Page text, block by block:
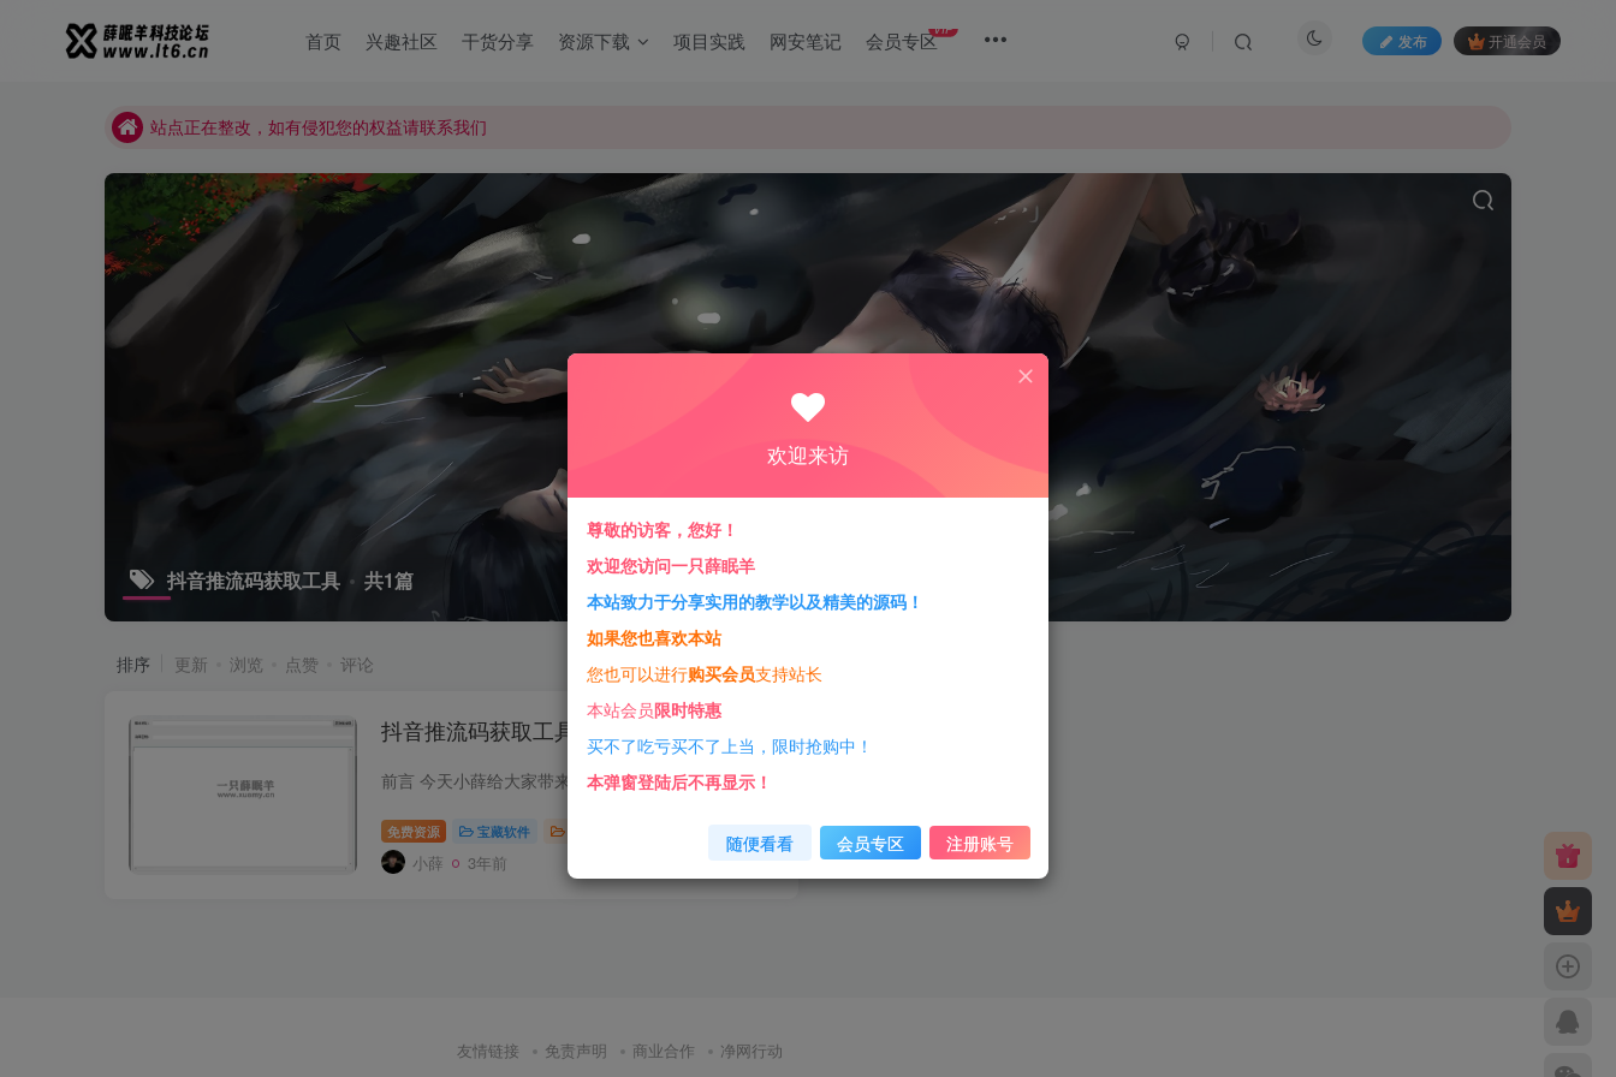
首页 兴趣社区 干货分享 资源下载 项目实践 网安笔记 会员专区VIP
发布 开通会员
站点正在整改，如有侵犯您的权益请联系我们
站点正在整改，如有侵犯您的权益请联系我们
抖音推流码获取工具 共1篇
排序 更新 浏览 点赞 评论
抖音推流码获取工具V1.1
前言 今天小薛给大家带来一款抖音推流码获取工具V1.1 软件介绍 抖音推流码获取工具V1.1（需要千粉和直播伴侣）软件实测截图（自己注册用户就可以） 预览图片 下载软件 为了防止软件泛滥，您需要...
免费资源 宝藏软件
小薛 3年前
友情链接 免责声明 商业合作 净网行动
欢迎来访
尊敬的访客，您好！
欢迎您访问一只薛眠羊
本站致力于分享实用的教学以及精美的源码！
如果您也喜欢本站
您也可以进行购买会员支持站长
本站会员限时特惠
买不了吃亏买不了上当，限时抢购中！
本弹窗登陆后不再显示！
随便看看 会员专区 注册账号